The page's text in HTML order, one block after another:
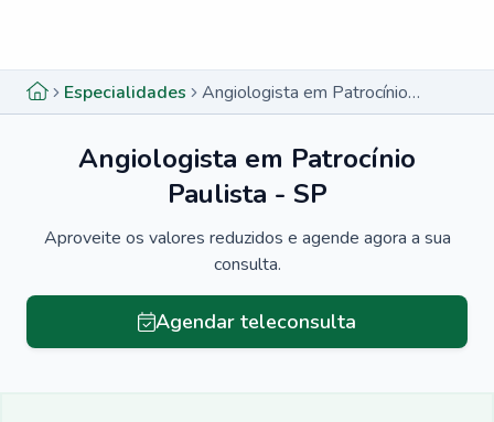
Especialidades Angiologista em Patrocínio Paulista - SP
Angiologista em Patrocínio
Paulista - SP
Aproveite os valores reduzidos e agende agora a sua
consulta.
Agendar teleconsulta